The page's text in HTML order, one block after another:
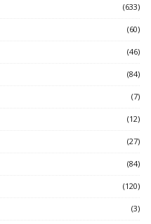
(633)
(60)
(46)
(84)
(7)
(12)
(27)
(84)
(120)
(3)